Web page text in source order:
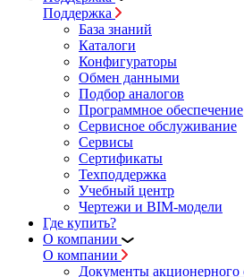
Поддержка
База знаний
Каталоги
Конфигураторы
Обмен данными
Подбор аналогов
Программное обеспечение
Сервисное обслуживание
Сервисы
Сертификаты
Техподдержка
Учебный центр
Чертежи и BIM-модели
Где купить?
О компании
О компании
Документы акционерного